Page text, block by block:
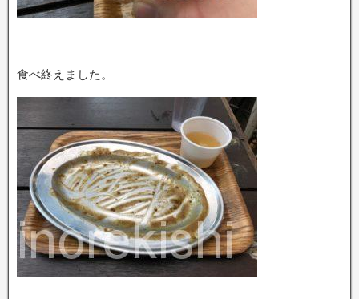
食べ終えました。